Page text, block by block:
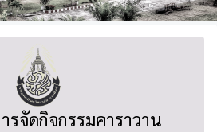
รจัดกิจกรรมคาราวาน
ร์ องค์การพิพิธภัณฑ์
ตร์แห่งชาติ (อพวช.)
รรมคาราวานวิทยาศาสตร์ องค์การ
าศาสตร์แห่งชาติ (อพวช.)
10-26 15:32:34 | โดย : aaa |